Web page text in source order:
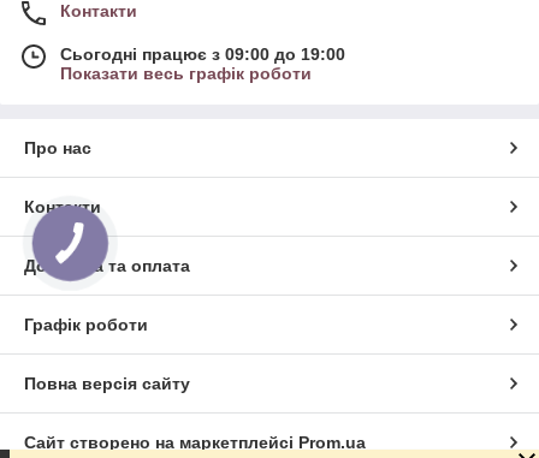
Контакти
Сьогодні працює з 09:00 до 19:00
Показати весь графік роботи
Про нас
Контакти
Доставка та оплата
Графік роботи
Повна версія сайту
Сайт створено на маркетплейсі Prom.ua